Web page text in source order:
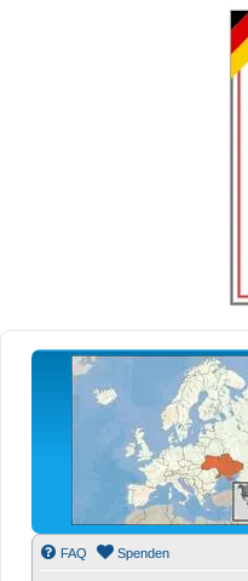
FAQ Spenden